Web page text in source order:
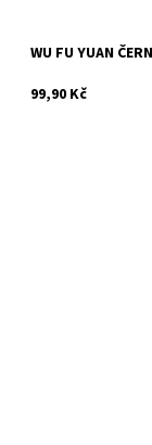
WU FU YUAN
99,90 Kč
Japonská